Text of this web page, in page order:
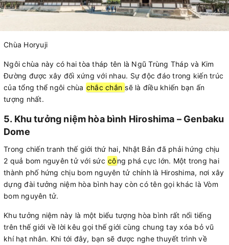
Chùa Horyuji
Ngôi chùa này có hai tòa tháp tên là Ngũ Trùng Tháp và Kim
Đường được xây đối xứng với nhau. Sự độc đáo trong kiến trúc
của tổng thể ngôi chùa chắc chắn sẽ là điều khiến bạn ấn
tượng nhất.
5. Khu tưởng niệm hòa bình Hiroshima – Genbaku
Dome
Trong chiến tranh thế giới thứ hai, Nhật Bản đã phải hứng chịu
2 quả bom nguyên tử với sức công phá cực lớn. Một trong hai
thành phố hứng chịu bom nguyên tử chính là Hiroshima, nơi xây
dựng đài tưởng niệm hòa bình hay còn có tên gọi khác là Vòm
bom nguyên tử.
Khu tưởng niệm này là một biểu tượng hòa bình rất nổi tiếng
trên thế giới về lời kêu gọi thế giới cùng chung tay xóa bỏ vũ
khí hạt nhân. Khi tới đây, bạn sẽ được nghe thuyết trình về